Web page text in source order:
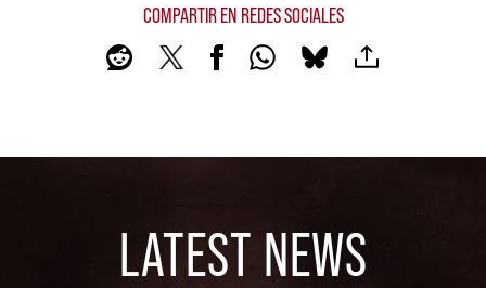
COMPARTIR EN REDES SOCIALES
LATEST NEWS